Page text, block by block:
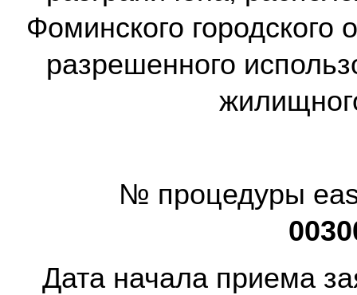
Фоминского городского
разрешенного
№ процедуры
Дата начала